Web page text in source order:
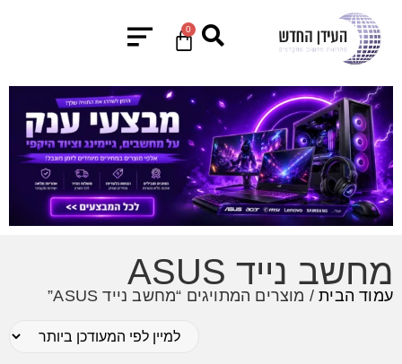
0
מחשב נייד ASUS
עמוד הבית/ מוצרים המתויגים “מחשב נייד ASUS”